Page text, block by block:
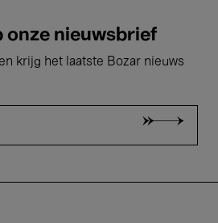
onze nieuwsbrief
krijg het laatste Bozar nieuws